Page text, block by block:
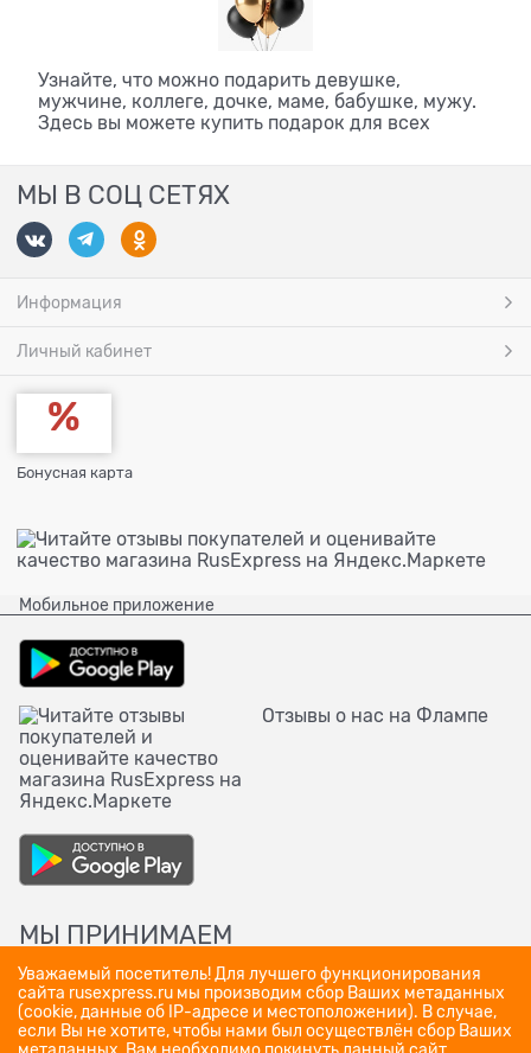
Узнайте, что можно подарить девушке,
мужчине, коллеге, дочке, маме, бабушке, мужу.
Здесь вы можете купить подарок для всех
МЫ В СОЦ СЕТЯХ
Информация
Личный кабинет
Бонусная карта
Мобильное приложение
Отзывы о нас на Флампе
МЫ ПРИНИМАЕМ
Уважаемый посетитель! Для лучшего функционирования
сайта rusexpress.ru мы производим сбор Ваших метаданных
(cookie, данные об IP-адресе и местоположении). В случае,
если Вы не хотите, чтобы нами был осуществлён сбор Ваших